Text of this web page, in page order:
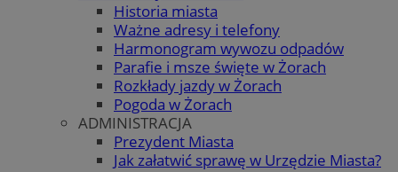
Historia miasta
Ważne adresy i telefony
Harmonogram wywozu odpadów
Parafie i msze święte w Żorach
Rozkłady jazdy w Żorach
Pogoda w Żorach
ADMINISTRACJA
Prezydent Miasta
Jak załatwić sprawę w Urzędzie Miasta?